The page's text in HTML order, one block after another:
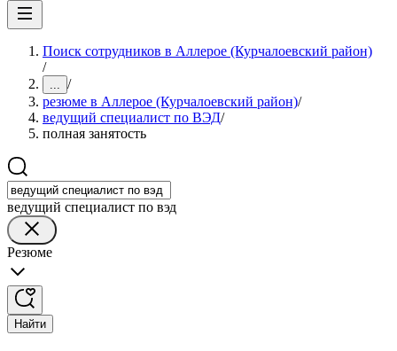
Поиск сотрудников в Аллерое (Курчалоевский район)
/
... /
резюме в Аллерое (Курчалоевский район)/
ведущий специалист по ВЭД/
полная занятость
ведущий специалист по вэд
Резюме
Найти